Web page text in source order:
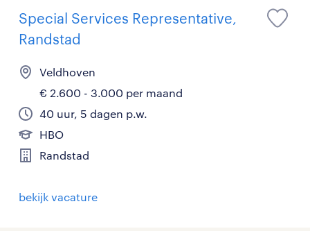
Special Services Representative,
Randstad
Veldhoven
€ 2.600 - 3.000 per maand
40 uur, 5 dagen p.w.
HBO
Randstad
bekijk vacature